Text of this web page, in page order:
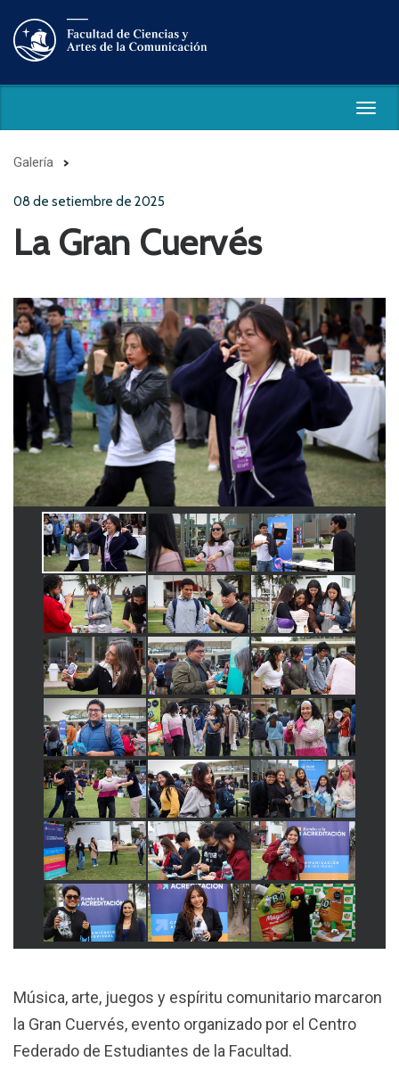
Galería
08 de setiembre de 2025
La Gran Cuervés
Música, arte, juegos y espíritu comunitario marcaron
la Gran Cuervés, evento organizado por el Centro
Federado de Estudiantes de la Facultad.